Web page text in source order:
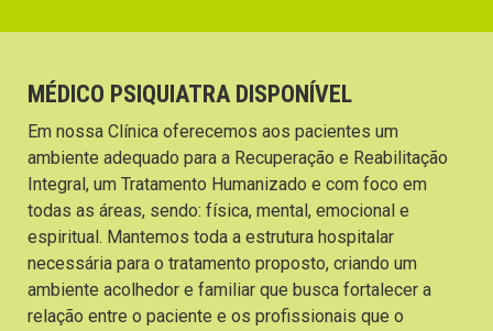
MÉDICO PSIQUIATRA DISPONÍVEL
Em nossa Clínica oferecemos aos pacientes um
ambiente adequado para a Recuperação e Reabilitação
Integral, um Tratamento Humanizado e com foco em
todas as áreas, sendo: física, mental, emocional e
espiritual. Mantemos toda a estrutura hospitalar
necessária para o tratamento proposto, criando um
ambiente acolhedor e familiar que busca fortalecer a
relação entre o paciente e os profissionais que o